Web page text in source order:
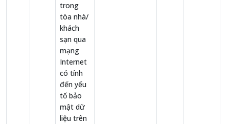
trong
tòa nhà/
khách
sạn qua
mạng
Internet
có tính
đến yếu
tố bảo
mật dữ
liệu trên